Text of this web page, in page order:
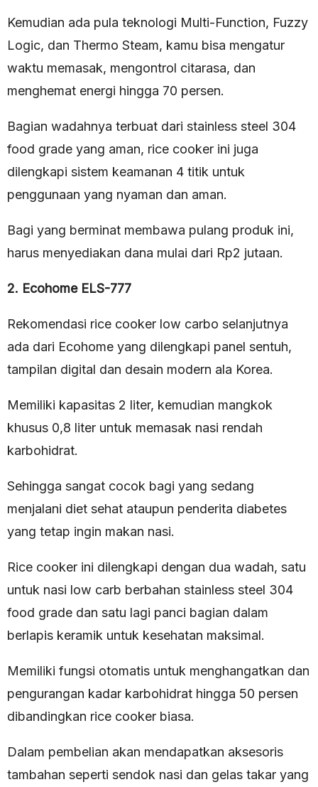
Kemudian ada pula teknologi Multi-Function, Fuzzy
Logic, dan Thermo Steam, kamu bisa mengatur
waktu memasak, mengontrol citarasa, dan
menghemat energi hingga 70 persen.
Bagian wadahnya terbuat dari stainless steel 304
food grade yang aman, rice cooker ini juga
dilengkapi sistem keamanan 4 titik untuk
penggunaan yang nyaman dan aman.
Bagi yang berminat membawa pulang produk ini,
harus menyediakan dana mulai dari Rp2 jutaan.
2. Ecohome ELS-777
Rekomendasi rice cooker low carbo selanjutnya
ada dari Ecohome yang dilengkapi panel sentuh,
tampilan digital dan desain modern ala Korea.
Memiliki kapasitas 2 liter, kemudian mangkok
khusus 0,8 liter untuk memasak nasi rendah
karbohidrat.
Sehingga sangat cocok bagi yang sedang
menjalani diet sehat ataupun penderita diabetes
yang tetap ingin makan nasi.
Rice cooker ini dilengkapi dengan dua wadah, satu
untuk nasi low carb berbahan stainless steel 304
food grade dan satu lagi panci bagian dalam
berlapis keramik untuk kesehatan maksimal.
Memiliki fungsi otomatis untuk menghangatkan dan
pengurangan kadar karbohidrat hingga 50 persen
dibandingkan rice cooker biasa.
Dalam pembelian akan mendapatkan aksesoris
tambahan seperti sendok nasi dan gelas takar yang